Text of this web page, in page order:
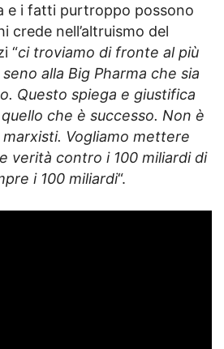
e i fatti purtroppo possono
crede nell’altruismo del
“ci troviamo di fronte al più
alla Big Pharma che sia
Questo spiega e giustifica
che è successo. Non è
Vogliamo mettere
verità contro i 100 miliardi di
i 100 miliardi“.